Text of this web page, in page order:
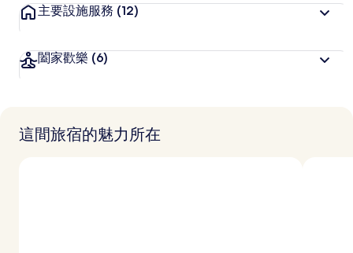
主要設施服務 (12)
闔家歡樂 (6)
這間旅宿的魅力所在